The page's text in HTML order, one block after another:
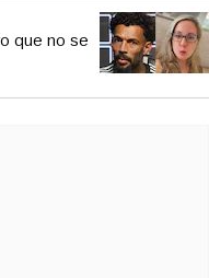
que no se